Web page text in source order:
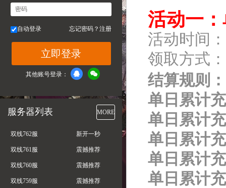
密码
自动登录 注册
忘记密码？
立即登录
其他账号登录：
服务器列表 MORE
双线762服 新开一秒
双线761服 震撼推荐
双线760服 震撼推荐
双线759服 震撼推荐
活动一：
活动时间
领取方式：
结算规则
单日累计
单日累计
单日累计
单日累计
单日累计